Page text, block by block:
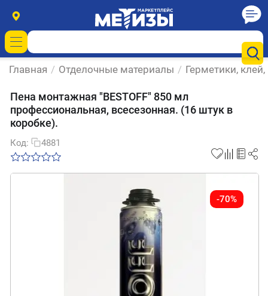
Главная / Отделочные материалы / Герметики, клей,
Пена монтажная "BESTOFF" 850 мл
профессиональная, всесезонная. (16 штук в
коробке).
Код: 4881
-70%